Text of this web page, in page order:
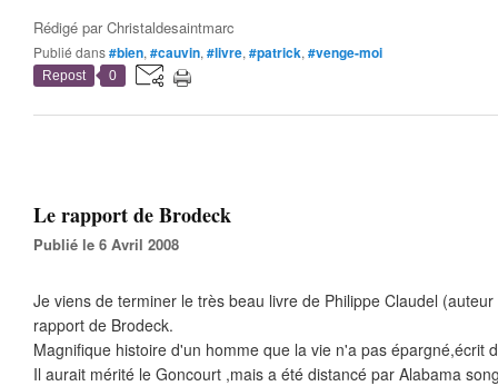
Rédigé parChristaldesaintmarc
Publié dans#bien, #cauvin, #livre, #patrick, #venge-moi
Repost 0
Le rapport de Brodeck
Publié le 6 Avril 2008
Je viens de terminer le très beau livre de Philippe Claudel
rapport de Brodeck.
Magnifique histoire d'un homme que la vie n'a pas épargné,écrit
Il aurait mérité le Goncourt ,mais a été distancé par Alabama